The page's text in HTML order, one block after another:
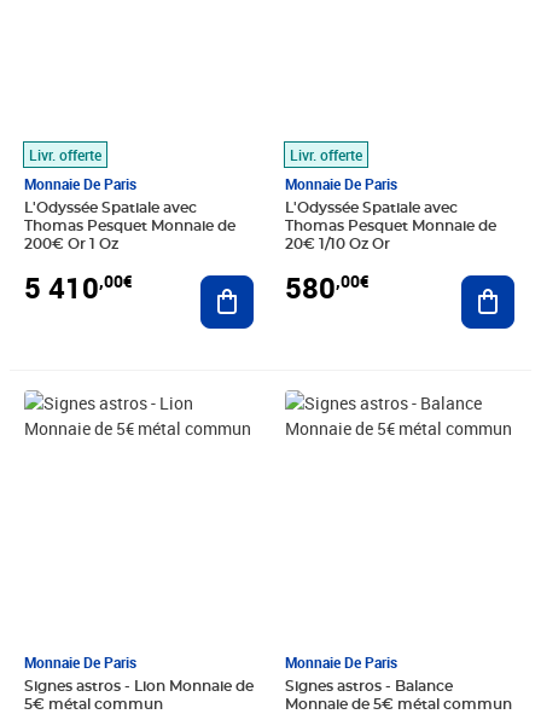
Livr. offerte
Monnaie De Paris
L'Odyssée Spatiale avec
Thomas Pesquet Monnaie de
200€ Or 1 Oz
5 410,00€ Ajouter au panier
Livr. offerte
Monnaie De Paris
L'Odyssée Spatiale avec
Thomas Pesquet Monnaie de
20€ 1/10 Oz Or
580,00€
Monnaie De Paris
Signes astros - Lion Monnaie de
5€ métal commun
Prix 9,50€
Monnaie De Paris
Signes astros - Balance
Monnaie de 5€ métal commun
Prix 13,00€